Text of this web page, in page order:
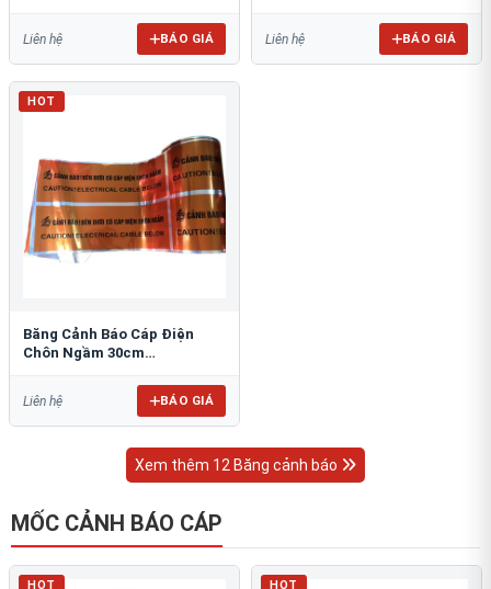
Liên hệ BÁO GIÁ Liên hệ BÁO GIÁ
HOT
Băng Cảnh Báo Cáp Điện
Chôn Ngầm 30cm
Liên hệ BÁO GIÁ
Xem thêm 12 Băng cảnh báo
MỐC CẢNH BÁO CÁP
HOT HOT